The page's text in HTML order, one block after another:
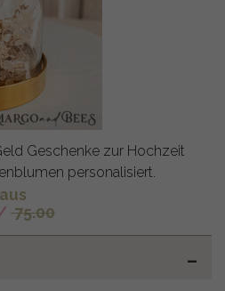
Geschenke zur Hochzeit
personalisiert.
aus
75.00